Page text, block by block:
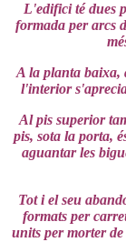
L'edifici té dues
formada per arcs
A la planta baixa,
l'interior
Al pis superior
pis, sota la porta,
aguantar les
Tot i el seu
formats per
units per morter